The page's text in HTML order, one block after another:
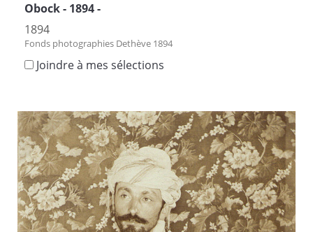
Obock - 1894 -
1894
Fonds photographies Dethève 1894
Joindre à mes sélections